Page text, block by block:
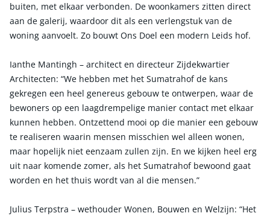
buiten, met elkaar verbonden. De woonkamers zitten direct
aan de galerij, waardoor dit als een verlengstuk van de
woning aanvoelt. Zo bouwt Ons Doel een modern Leids hof.
Ianthe Mantingh – architect en directeur Zijdekwartier
Architecten: “We hebben met het Sumatrahof de kans
gekregen een heel genereus gebouw te ontwerpen, waar de
bewoners op een laagdrempelige manier contact met elkaar
kunnen hebben. Ontzettend mooi op die manier een gebouw
te realiseren waarin mensen misschien wel alleen wonen,
maar hopelijk niet eenzaam zullen zijn. En we kijken heel erg
uit naar komende zomer, als het Sumatrahof bewoond gaat
worden en het thuis wordt van al die mensen.”
Julius Terpstra – wethouder Wonen, Bouwen en Welzijn: “Het